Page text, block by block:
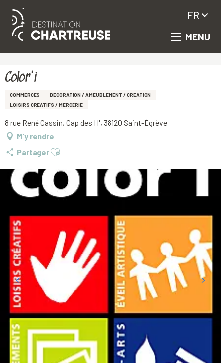
Aller
principal
MENU
FR
Color'i
COMMERCES
DÉCORATION / AMEUBLEMENT / CRÉATION
LOISIRS CRÉATIFS / MERCERIE
8 rue René Cassin, Cap des H', 38120 Saint-Égrève
M'y rendre
PartagerAjouter aux favoris